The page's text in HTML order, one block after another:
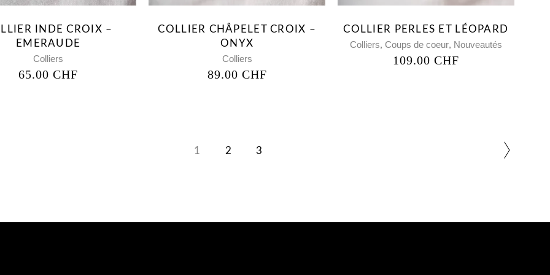
INDE CROIX –
EMERAUDE
Colliers
65.00CHF
COLLIER CHÂPELET CROIX –
ONYX
Colliers
89.00 CHF
COLLIER PERLES ET LÉOPARD
Colliers, Coups de coeur, Nouveautés
109.00 CHF
1 2 3